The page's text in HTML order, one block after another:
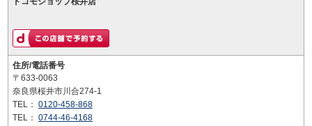
住所/電話番号
〒633-0063
奈良県桜井市川合274-1
TEL： 0120-458-868
TEL： 0744-46-4168